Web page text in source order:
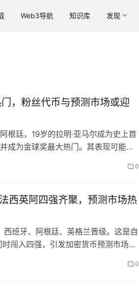
Web3导航 知识库 发现
，粉丝代币与预测市场或迎
根廷，19岁的拉明·亚马尔成为史上首
成为金球奖最大热门。其表现可能带
0
西英阿四强齐聚，预测市场热
班牙、阿根廷、英格兰晋级。这是自
闯入四强，引发加密货币预测市场高
0